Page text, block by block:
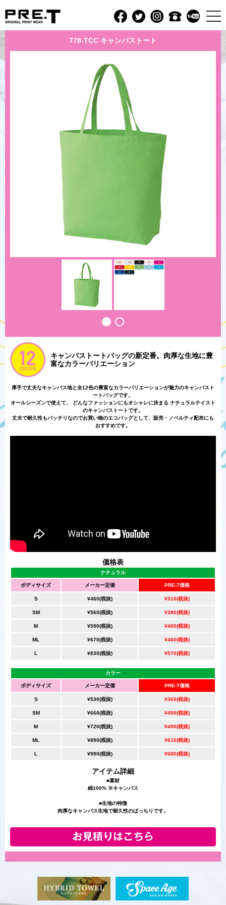
t
o
778-TCC キャンバストート
キャンバストートバッグの新定番。肉厚な生地に豊
富なカラーバリエーション
厚手で丈夫なキャンバス地と全12色の豊富なカラーバリエーションが魅力のキャンバスト
ートバッグです。
オールシーズンで使えて、 どんなファッションにもオシャレに決まる ナチュラルテイスト
のキャンバストートです。
丈夫で耐久性もバッチリなのでお買い物のエコバッグとして、販売・ノベルティ配布にも
おすすめです。
価格表
ナチュラル
ボディサイズ メーカー定価 PRE-T価格
S ¥460(税抜) ¥310(税抜)
SM ¥560(税抜) ¥380(税抜)
M ¥590(税抜) ¥400(税抜)
ML ¥670(税抜) ¥460(税抜)
L ¥830(税抜) ¥570(税抜)
カラー
ボディサイズ メーカー定価 PRE-T価格
S ¥530(税抜) ¥360(税抜)
SM ¥660(税抜) ¥450(税抜)
M ¥720(税抜) ¥490(税抜)
ML ¥890(税抜) ¥610(税抜)
L ¥990(税抜) ¥680(税抜)
アイテム詳細
■素材
綿100% ※キャンバス
■生地の特徴
肉厚なキャンバス生地で耐久性のばっちりです。